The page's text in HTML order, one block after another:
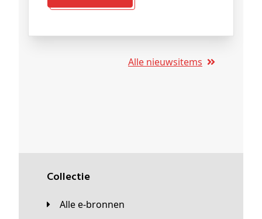
Alle nieuwsitems
Collectie
Alle e-bronnen